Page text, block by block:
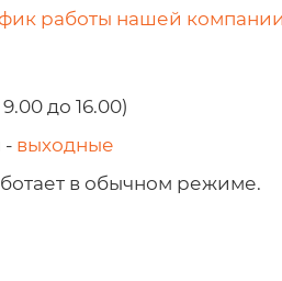
работы нашей
до 16.00)
- выходные
в обычном режиме.